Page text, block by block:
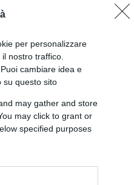
per personalizzare
nostro traffico.
cambiare idea e
su questo sito
may gather and store
may click to grant or
specified purposes